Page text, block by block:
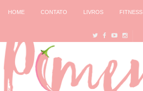
HOME CONTATO LIVROS FITNESS